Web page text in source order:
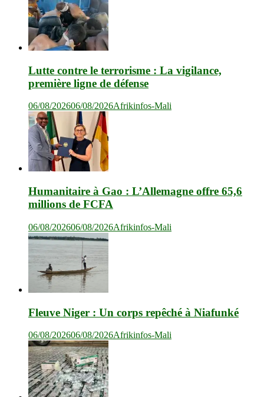
Lutte contre le terrorisme : La vigilance,
première ligne de défense
06/08/202606/08/2026Afrikinfos-Mali
Humanitaire à Gao : L’Allemagne offre 65,6
millions de FCFA
06/08/202606/08/2026Afrikinfos-Mali
Fleuve Niger : Un corps repêché à Niafunké
06/08/202606/08/2026Afrikinfos-Mali